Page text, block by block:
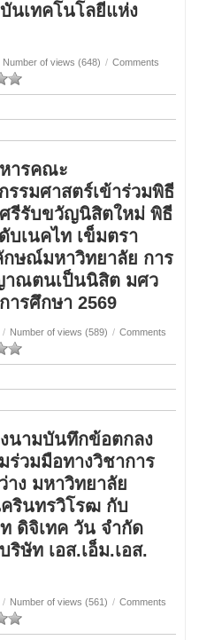
นเทคโนโลยีแห่ง
Number of views (648) / Comments
ารคณะ
รรมศาสตร์เข้าร่วมพิธี
รีรับขวัญนิสิตใหม่ พิธี
บเนคไท เข็มตรา
ษณ์มหาวิทยาลัย การ
ณตนเป็นนิสิต มศว
ารศึกษา 2569
/ Number of views (589) / Comments
นามบันทึกข้อตกลง
ร่วมมือทางวิชาการ
าง มหาวิทยาลัย
รินทรวิโรฒ กับ
ดิจิเทค วัน จำกัด
ริษัท เอส.เอ็ม.เอส.
/ Number of views (561) / Comments